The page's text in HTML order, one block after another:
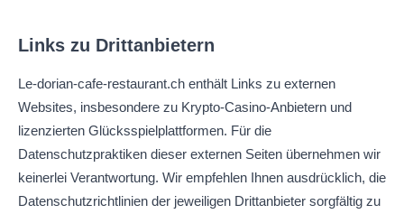
Links zu Drittanbietern
Le-dorian-cafe-restaurant.ch enthält Links zu externen
Websites, insbesondere zu Krypto-Casino-Anbietern und
lizenzierten Glücksspielplattformen. Für die
Datenschutzpraktiken dieser externen Seiten übernehmen wir
keinerlei Verantwortung. Wir empfehlen Ihnen ausdrücklich, die
Datenschutzrichtlinien der jeweiligen Drittanbieter sorgfältig zu